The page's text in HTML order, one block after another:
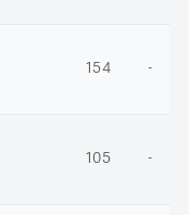
154 -
105 -